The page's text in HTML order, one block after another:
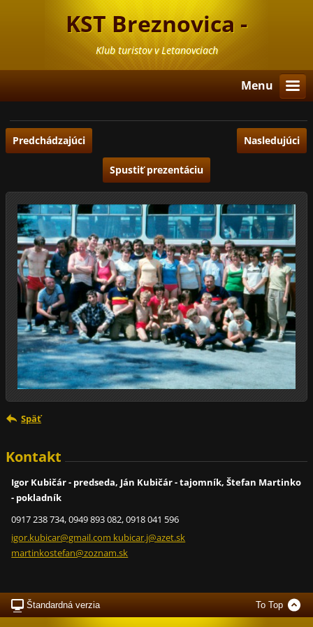
KST Breznovica -
Letanovce
Klub turistov v Letanovciach
Menu
Predchádzajúci Nasledujúci
Spustiť prezentáciu
Späť
Kontakt
Igor Kubičár - predseda, Ján Kubičár - tajomník, Štefan Martinko
- pokladník
0917 238 734, 0949 893 082, 0918 041 596
igor.kubicar@gmail.com kubicar.j@azet.sk
martinkostefan@zoznam.sk
Štandardná verzia To Top